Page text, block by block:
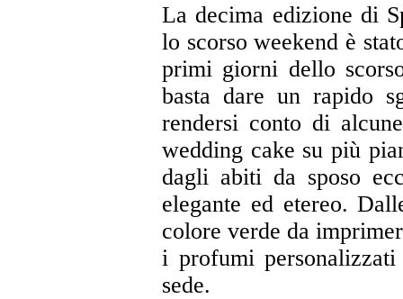
La decima edizione di
lo scorso weekend è
primi giorni dello
basta dare un rapido
rendersi conto di
wedding cake su più
dagli abiti da sposo
elegante ed etereo.
colore verde da
i profumi
sede.